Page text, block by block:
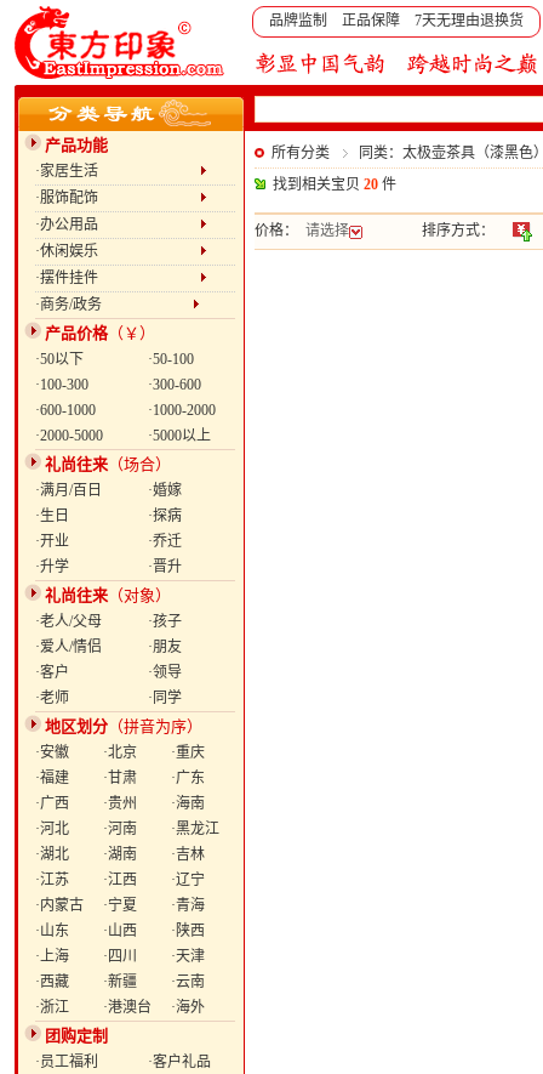
品牌监制 正品保障 7天无理由退换货
产品功能
·家居生活
·服饰配饰
·办公用品
·休闲娱乐
·摆件挂件
·商务/政务
产品价格（￥）
·50以下
·50-100
·100-300
·300-600
·600-1000
·1000-2000
·2000-5000
·5000以上
礼尚往来 （场合）
·满月/百日
·婚嫁
·生日
·探病
·开业
·乔迁
·升学
·晋升
礼尚往来 （对象）
·老人/父母
·孩子
·爱人/情侣
·朋友
·客户
·领导
·老师
·同学
地区划分 （拼音为序）
·安徽 ·北京
·重庆
·福建
·甘肃
·广东
·广西
·贵州
·海南
·河北
·河南
·黑龙江
·湖北
·湖南
·吉林
·江苏
·江西
·辽宁
·内蒙古
·宁夏
·青海
·山东
·山西
·陕西
·上海
·四川
·天津
·西藏
·新疆
·云南
·浙江
·港澳台 ·海外
团购定制
·员工福利
·客户礼品
所有分类
同类：太极壶茶具（漆黑色
找到相关宝贝 20 件
价格： 请选择 排序方式：